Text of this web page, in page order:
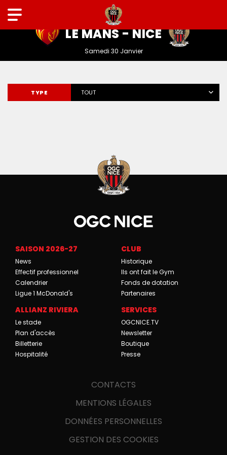
LIGUE 1 MCDONALD'S
LE MANS - NICE
Samedi 30 Janvier
TYPE TOUT
SAISON 2026-27
News
Effectif professionnel
Calendrier
Ligue 1 McDonald's
CLUB
Historique
Ils ont fait le Gym
Fonds de dotation
Partenaires
ALLIANZ RIVIERA
Le stade
Plan d'accès
Billetterie
Hospitalité
SERVICES
OGCNICE.TV
Newsletter
Boutique
Presse
CONTACTS
MENTIONS LÉGALES
DONNÉES PERSONNELLES
GESTION DES COOKIES